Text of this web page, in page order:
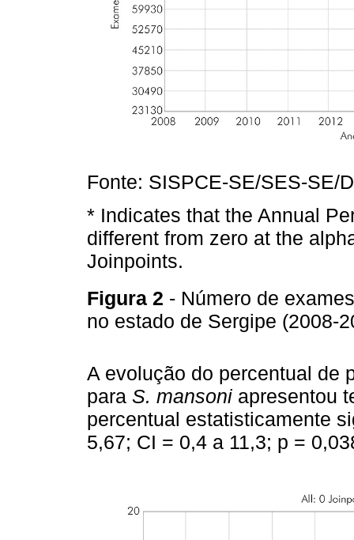
Fonte: SISPCE-SE/SES-SE/
* Indicates that the Annual
different from zero at the
Joinpoints.
Figura 2 - Número de
no estado de Sergipe (2008-
A evolução do percentual de
para S. mansoni apresentou
percentual estatisticamente
5,67; CI = 0,4 a 11,3; p =